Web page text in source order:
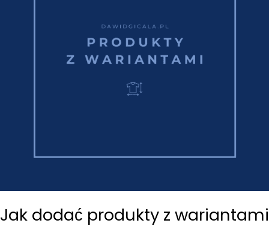
Jak dodać produkty z wariantami